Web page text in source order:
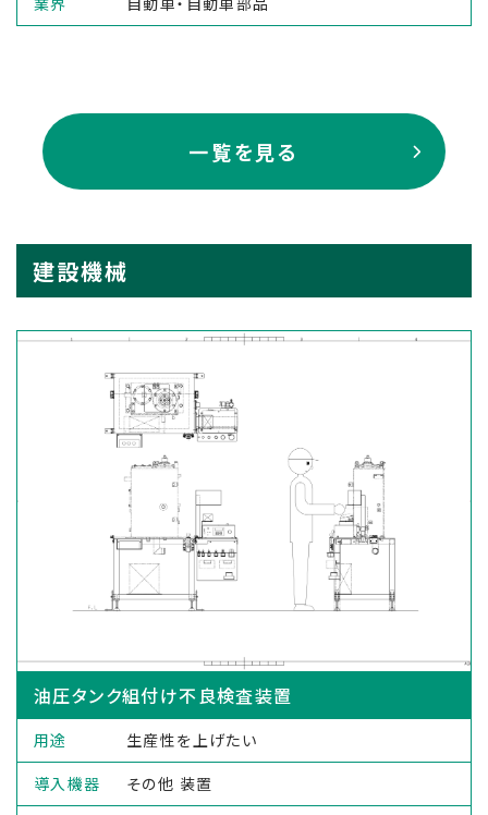
一覧を見る
建設機械
油圧タンク組付け不良検査装置
用途
生産性を上げたい
導入機器
その他 装置